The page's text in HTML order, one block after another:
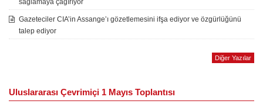
sağlamaya çağırıyor
Gazeteciler CIA’in Assange’ı gözetlemesini ifşa ediyor ve özgürlüğünü
talep ediyor
Diğer Yazılar
Uluslararası Çevrimiçi 1 Mayıs Toplantısı